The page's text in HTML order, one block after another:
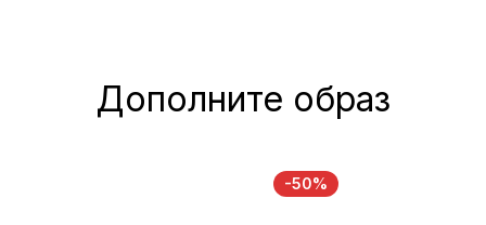
Дополните образ
-50%